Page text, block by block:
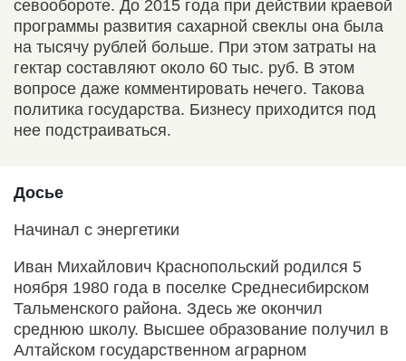
севообороте. До 2015 года при действии краевой
программы развития сахарной свеклы она была
на тысячу рублей больше. При этом затраты на
гектар составляют около 60 тыс. руб. В этом
вопросе даже комментировать нечего. Такова
политика государства. Бизнесу приходится под
нее подстраиваться.
Досье
Начинал с энергетики
Иван Михайлович Краснопольский родился 5
ноября 1980 года в поселке Среднесибирском
Тальменского района. Здесь же окончил
среднюю школу. Высшее образование получил в
Алтайском государственном аграрном